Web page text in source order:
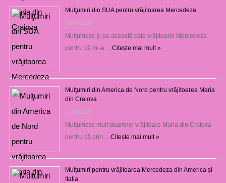
Mulţumiri din SUA pentru vrăjitoarea Mercedeza
08/08/2026
Mulţumesc şi pe această cale vrăjitoarei Mercedeza
pentru că mi-a … Citește mai mult »
Mulţumiri din America de Nord pentru vrăjitoarea Maria
din Craiova
07/08/2026
Mulţumesc mult doamnei vrăjitoare Maria din Craiova
pentru că prin … Citește mai mult »
Mulțumiri pentru vrăjitoarea Mercedeza din America și
Italia